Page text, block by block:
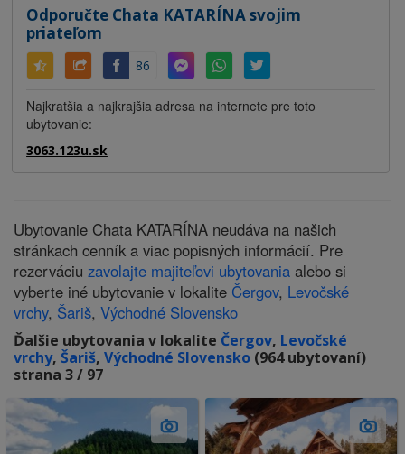
Odporučte Chata KATARÍNA svojim
priateľom
86
Najkratšia a najkrajšia adresa na internete pre toto
ubytovanie:
3063.123u.sk
Ubytovanie Chata KATARÍNA neudáva na našich
stránkach cenník a viac popisných informácií. Pre
rezerváciu zavolajte majiteľovi ubytovania alebo si
vyberte iné ubytovanie v lokalite Čergov, Levočské
vrchy, Šariš, Východné Slovensko
Ďalšie ubytovania v lokalite Čergov, Levočské
vrchy, Šariš, Východné Slovensko (964 ubytovaní)
strana 3 / 97